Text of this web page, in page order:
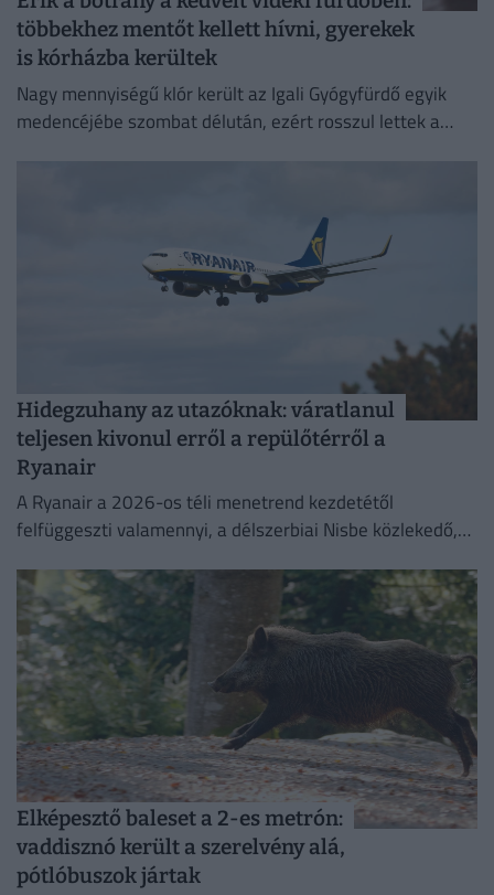
többekhez mentőt kellett hívni, gyerekek
is kórházba kerültek
Nagy mennyiségű klór került az Igali Gyógyfürdő egyik
medencéjébe szombat délután, ezért rosszul lettek a
Hidegzuhany az utazóknak: váratlanul
teljesen kivonul erről a repülőtérről a
Ryanair
A Ryanair a 2026-os téli menetrend kezdetétől
felfüggeszti valamennyi, a délszerbiai Nisbe közlekedő,
Elképesztő baleset a 2-es metrón:
vaddisznó került a szerelvény alá,
pótlóbuszok jártak